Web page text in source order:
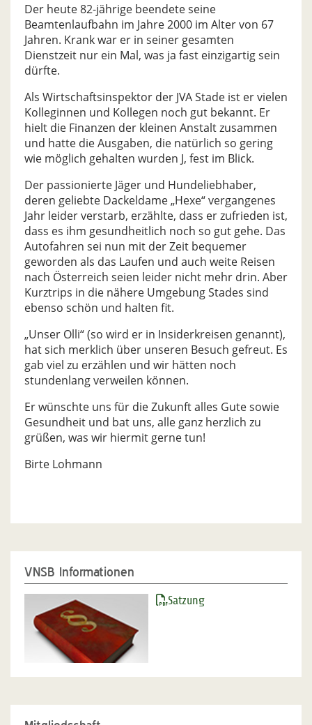
Der heute 82-jährige beendete seine
Beamtenlaufbahn im Jahre 2000 im Alter von 67
Jahren. Krank war er in seiner gesamten
Dienstzeit nur ein Mal, was ja fast einzigartig sein
dürfte.
Als Wirtschaftsinspektor der JVA Stade ist er vielen
Kolleginnen und Kollegen noch gut bekannt. Er
hielt die Finanzen der kleinen Anstalt zusammen
und hatte die Ausgaben, die natürlich so gering
wie möglich gehalten wurden J, fest im Blick.
Der passionierte Jäger und Hundeliebhaber,
deren geliebte Dackeldame „Hexe“ vergangenes
Jahr leider verstarb, erzählte, dass er zufrieden ist,
dass es ihm gesundheitlich noch so gut gehe. Das
Autofahren sei nun mit der Zeit bequemer
geworden als das Laufen und auch weite Reisen
nach Österreich seien leider nicht mehr drin. Aber
Kurztrips in die nähere Umgebung Stades sind
ebenso schön und halten fit.
„Unser Olli“ (so wird er in Insiderkreisen genannt),
hat sich merklich über unseren Besuch gefreut. Es
gab viel zu erzählen und wir hätten noch
stundenlang verweilen können.
Er wünschte uns für die Zukunft alles Gute sowie
Gesundheit und bat uns, alle ganz herzlich zu
grüßen, was wir hiermit gerne tun!
Birte Lohmann
VNSB Informationen
Satzung